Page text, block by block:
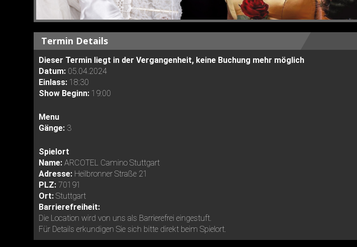
Termin Details
Dieser Termin liegt in der Vergangenheit, keine Buchung mehr möglich
Datum: 05.04.2024
Einlass: 18:30
Show Beginn: 19:00
Menu
Gänge: 3
Spielort
Name:ARCOTEL Camino Stuttgart
Adresse: Heilbronner Straße 21
PLZ: 70191
Ort:Stuttgart
Barrierefreiheit:
Die Location wird von uns als Barrierefrei eingestuft.
Für Details erkundigen Sie sich bitte direkt beim Spielort.